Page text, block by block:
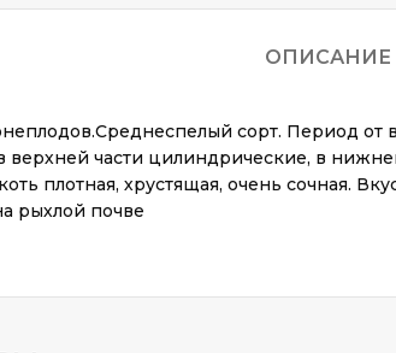
ОПИСАНИЕ
сорт. Период от
верхней части цилиндрические, в
плотная, хрустящая, очень сочная.
рыхлой почве